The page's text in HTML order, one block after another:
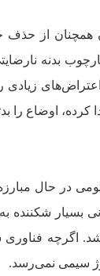
همچنان از
بدنه
اعتراض‌های
کرده، اوضاع را
در حال
بسیار
اگرچه
سیمی نمی‌رسد.